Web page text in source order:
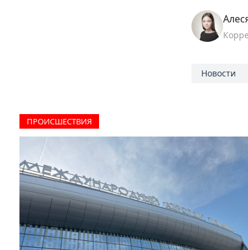
Новости
ПРОИCШЕСТВИЯ